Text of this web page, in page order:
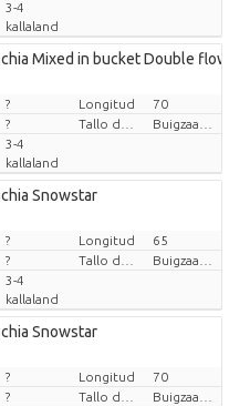
3-4
kallaland
Mixed in bucket Double
? Longitud
70
?
3-4
kallaland
Snowstar
? Longitud
65
?
3-4
kallaland
Snowstar
? Longitud
70
?